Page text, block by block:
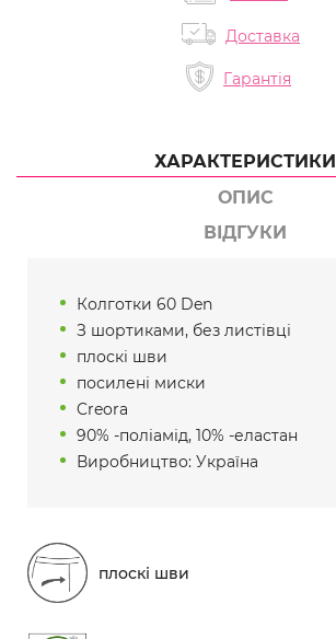
Доставка
Гарантія
ХАРАКТЕРИСТИКИ
ОПИС
ВІДГУКИ
Колготки 60 Den
З шортиками, без листівці
плоскі шви
посилені миски
Creora
90% -поліамід, 10% -еластан
Виробництво: Україна
плоскі шви